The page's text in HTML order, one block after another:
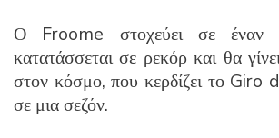
Ο Froome στοχεύει σε έναν
κατατάσσεται σε ρεκόρ και θα
στον κόσμο, που κερδίζει το Giro
σε μια σεζόν.